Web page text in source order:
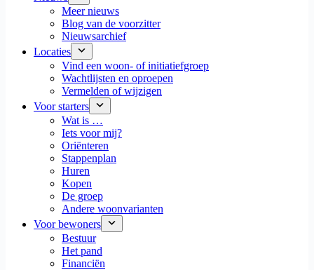
Meer nieuws
Blog van de voorzitter
Nieuwsarchief
Locaties
Vind een woon- of initiatiefgroep
Wachtlijsten en oproepen
Vermelden of wijzigen
Voor starters
Wat is …
Iets voor mij?
Oriënteren
Stappenplan
Huren
Kopen
De groep
Andere woonvarianten
Voor bewoners
Bestuur
Het pand
Financiën